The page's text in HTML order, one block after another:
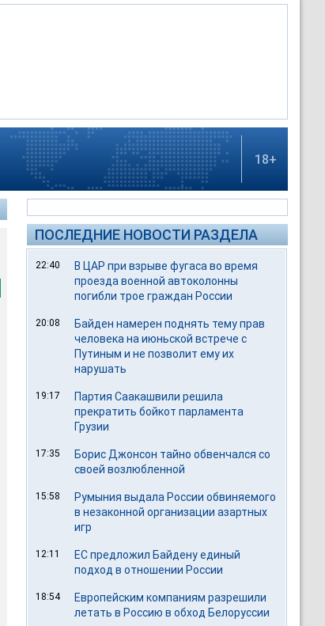
18+
ПОСЛЕДНИЕ НОВОСТИ РАЗДЕЛА
22:40
В ЦАР при взрыве фугаса во время
проезда военной автоколонны
погибли трое граждан России
20:08
Байден намерен поднять тему прав
человека на июньской встрече с
Путиным и не позволит ему их
нарушать
19:17
Партия Саакашвили решила
прекратить бойкот парламента
Грузии
17:35
Борис Джонсон тайно обвенчался со
своей возлюбленной
15:58
Румыния выдала России обвиняемого
в незаконной организации азартных
игр
12:11
ЕС предложил Байдену единый
подход в отношении России
18:54
Европейским компаниям разрешили
летать в Россию в обход Белоруссии